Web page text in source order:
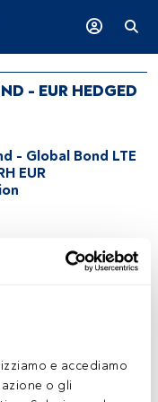
e accediamo
o gli
- EUR HEDGED
- Global Bond LTE
EUR
Global Bond R
Sustainable
Bond I
EUR